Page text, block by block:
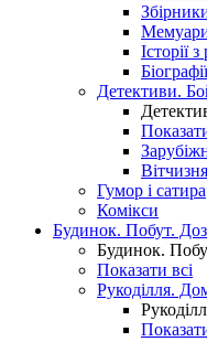
Мемуари
Історії
Детективи.
Гумор і сатира
Комікси
Будинок. Побут.
Будинок.
Показати всі
Рукоділля.